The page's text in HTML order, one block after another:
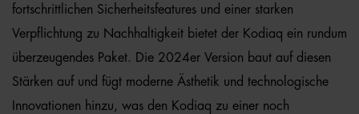
fortschrittlichen Sicherheitsfeatures und einer starken
Verpflichtung zu Nachhaltigkeit bietet der Kodiaq ein rundum
überzeugendes Paket. Die 2024er Version baut auf diesen
Stärken auf und fügt moderne Ästhetik und technologische
Innovationen hinzu, was den Kodiaq zu einer noch